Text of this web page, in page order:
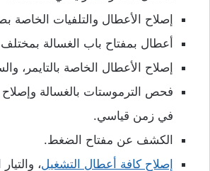
إصلاح الأعطال والتلفيات الخاصة
أعطال بمفتاح باب الغسالة بمختلف
إصلاح الأعطال الخاصة بالتايمر،
فحص الترموستات بالغسالة
في زمن قياسي.
الكشف عن مفتاح الضغط.
إصلاح كافة أعطال التشغيل،